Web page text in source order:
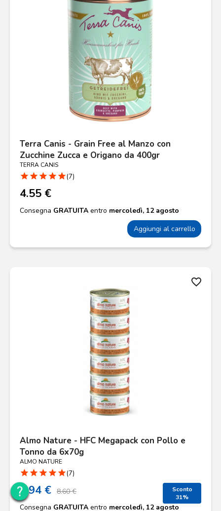
Terra Canis - Grain Free al Manzo con
Zucchine Zucca e Origano da 400gr
TERRA CANIS
star star star star star(7)
4.55 €
Consegna GRATUITA entro mercoledì, 12 agosto
Aggiungi al carrello
favorite_border
Almo Nature - HFC Megapack con Pollo e
Tonno da 6x70g
ALMO NATURE
star star star star star(7)
5.94 € 8.60 €
Sconto
31%
Consegna GRATUITA entro mercoledì, 12 agosto